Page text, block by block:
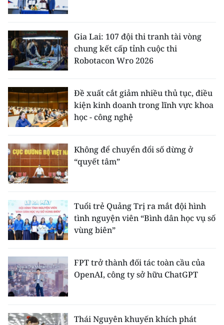
Gia Lai: 107 đội thi tranh tài vòng
chung kết cấp tỉnh cuộc thi
Robotacon Wro 2026
Đề xuất cắt giảm nhiều thủ tục, điều
kiện kinh doanh trong lĩnh vực khoa
học - công nghệ
Không để chuyển đổi số dừng ở
“quyết tâm”
Tuổi trẻ Quảng Trị ra mắt đội hình
tình nguyện viên “Bình dân học vụ số
vùng biên”
FPT trở thành đối tác toàn cầu của
OpenAI, công ty sở hữu ChatGPT
Thái Nguyên khuyến khích phát